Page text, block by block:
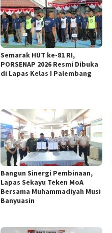
Semarak HUT ke-81 RI,
PORSENAP 2026 Resmi Dibuka
di Lapas Kelas I Palembang
Bangun Sinergi Pembinaan,
Lapas Sekayu Teken MoA
Bersama Muhammadiyah Musi
Banyuasin